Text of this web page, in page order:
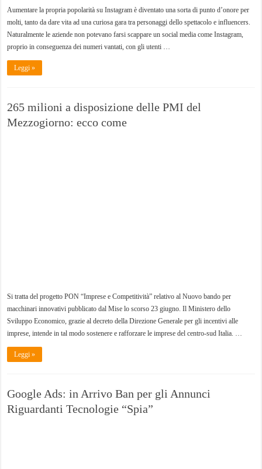
Aumentare la propria popolarità su Instagram è diventato una sorta di punto d’onore per
molti, tanto da dare vita ad una curiosa gara tra personaggi dello spettacolo e influencers.
Naturalmente le aziende non potevano farsi scappare un social media come Instagram,
proprio in conseguenza dei numeri vantati, con gli utenti …
Leggi »
265 milioni a disposizione delle PMI del
Mezzogiorno: ecco come
Si tratta del progetto PON “Imprese e Competitività” relativo al Nuovo bando per
macchinari innovativi pubblicato dal Mise lo scorso 23 giugno. Il Ministero dello
Sviluppo Economico, grazie al decreto della Direzione Generale per gli incentivi alle
imprese, intende in tal modo sostenere e rafforzare le imprese del centro-sud Italia. …
Leggi »
Google Ads: in Arrivo Ban per gli Annunci
Riguardanti Tecnologie “Spia”